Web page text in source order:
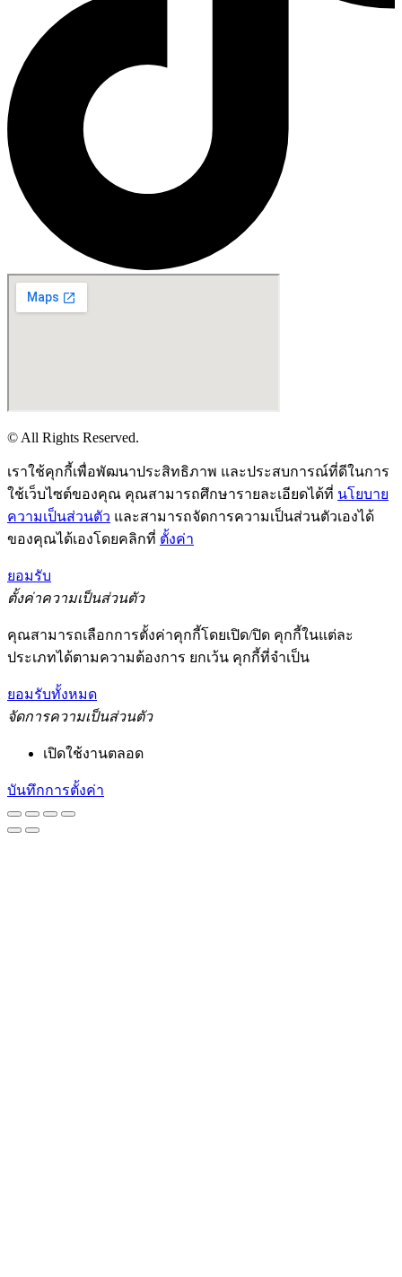
© All Rights Reserved.
เราใช้คุกกี้เพื่อพัฒนาประสิทธิภาพ และประสบการณ์ที่ดีในการ
ใช้เว็บไซต์ของคุณ คุณสามารถศึกษารายละเอียดได้ที่ นโยบาย
ความเป็นส่วนตัว และสามารถจัดการความเป็นส่วนตัวเองได้
ของคุณได้เองโดยคลิกที่ ตั้งค่า
ยอมรับ
ตั้งค่าความเป็นส่วนตัว
คุณสามารถเลือกการตั้งค่าคุกกี้โดยเปิด/ปิด คุกกี้ในแต่ละ
ประเภทได้ตามความต้องการ ยกเว้น คุกกี้ที่จำเป็น
ยอมรับทั้งหมด
จัดการความเป็นส่วนตัว
เปิดใช้งานตลอด
บันทึกการตั้งค่า